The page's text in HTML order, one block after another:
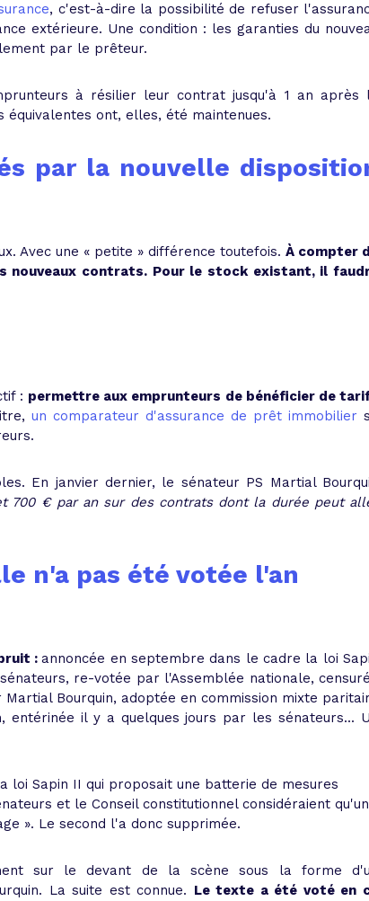
, c'est-à-dire la possibilité de refuser
extérieure. Une condition : les garanties du
par le prêteur.
à résilier leur contrat jusqu'à 1 an après
ont, elles, été maintenues.
par la nouvelle
Avec une « petite » différence toutefois. À compter
nouveaux contrats. Pour le stock existant, il
: permettre aux emprunteurs de bénéficier de
un comparateur d'assurance de prêt immobilier
En janvier dernier, le sénateur PS Martial
700 € par an sur des contrats dont la durée peut
n'a pas été votée l'an
:annoncée en septembre dans le cadre la loi
re-votée par l'Assemblée nationale,
Bourquin, adoptée en commission mixte
il y a quelques jours par les sénateurs...
Sapin II qui proposait une batterie de mesures
et le Conseil constitutionnel considéraient
». Le second l'a donc supprimée.
sur le devant de la scène sous la forme
La suite est connue. Le texte a été voté en